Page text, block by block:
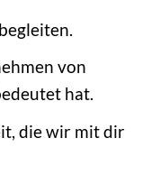
von
hat.
die wir mit dir